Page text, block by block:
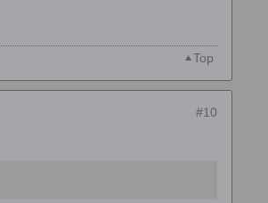
Top
#10